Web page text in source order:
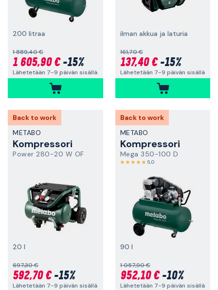
200 litraa
1 889,40 €
1 605,90 €-15%
Lähetetään 7-9 päivän sisällä
ilman akkua ja laturia
161,70 €
137,40 €-15%
Lähetetään 7-9 päivän sisällä
Back to work
METABO
Kompressori
Power 280-20 W OF
20 l
697,30 €
592,70 €-15%
Lähetetään 7-9 päivän sisällä
Back to work
METABO
Kompressori
Mega 350-100 D
5,0
90 l
1 057,90 €
952,10 €-10%
Lähetetään 7-9 päivän sisällä